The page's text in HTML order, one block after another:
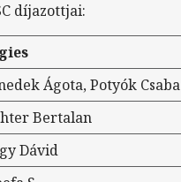
díjazottjai:
Ágota, Potyók Csaba
Bertalan
Dávid